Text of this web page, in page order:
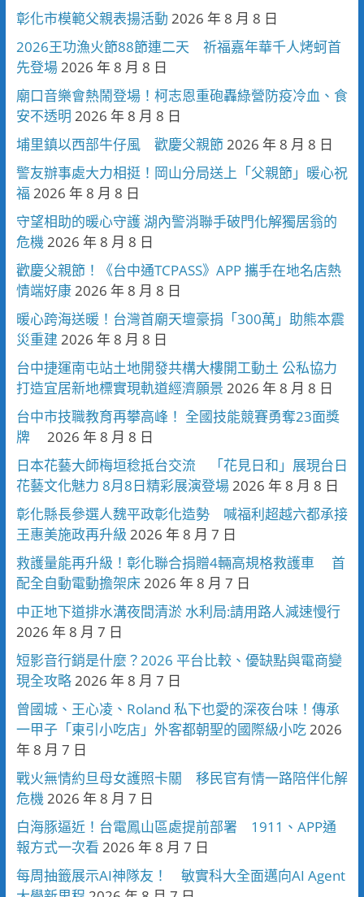
彰化市模範父親表揚活動 2026 年 8 月 8 日
2026王功漁火節88節連二天 祈福嘉年華千人烤蚵首
先登場 2026 年 8 月 8 日
廟口音樂會熱鬧登場！柯志恩重砲轟綠營防疫冷血、食
安不透明 2026 年 8 月 8 日
埔里鎮以西部牛仔風 歡慶父親節 2026 年 8 月 8 日
警友辦事處大力相挺！岡山分局送上「父親節」暖心祝
福 2026 年 8 月 8 日
守望相助的暖心守護 湖內警消聯手破門化解獨居翁的
危機 2026 年 8 月 8 日
歡慶父親節！《台中通TCPASS》APP 攜手在地名店熱
情端好康 2026 年 8 月 8 日
暖心跨海送暖！台灣首廟天壇豪捐「300萬」助熊本震
災重建 2026 年 8 月 8 日
台中捷運南屯站土地開發共構大樓開工動土 公私協力
打造宜居新地標實現軌道經濟願景 2026 年 8 月 8 日
台中市技職教育再攀高峰！ 全國技能競賽勇奪23面獎
牌
2026 年 8 月 8 日
日本花藝大師梅垣稔抵台交流 「花見日和」展現台日
花藝文化魅力 8月8日精彩展演登場 2026 年 8 月 8 日
彰化縣長參選人魏平政彰化造勢 喊福利超越六都承接
王惠美施政再升級 2026 年 8 月 7 日
救護量能再升級！彰化聯合捐贈4輛高規格救護車 首
配全自動電動擔架床 2026 年 8 月 7 日
中正地下道排水溝夜間清淤 水利局:請用路人減速慢行
2026 年 8 月 7 日
短影音行銷是什麼？2026 平台比較、優缺點與電商變
現全攻略 2026 年 8 月 7 日
曾國城、王心凌、Roland 私下也愛的深夜台味！傳承
一甲子「東引小吃店」外客都朝聖的國際級小吃 2026
年 8 月 7 日
戰火無情約旦母女護照卡關 移民官有情一路陪伴化解
危機 2026 年 8 月 7 日
白海豚逼近！台電鳳山區處提前部署 1911、APP通
報方式一次看 2026 年 8 月 7 日
每周抽籤展示AI神隊友！ 敏實科大全面邁向AI Agent